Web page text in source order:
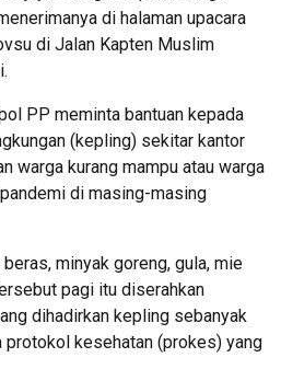
di halaman upacara
di Jalan Kapten Muslim
PP meminta bantuan kepada
(kepling) sekitar kantor
warga kurang mampu atau warga
di masing-masing
minyak goreng, gula, mie
pagi itu diserahkan
dihadirkan kepling sebanyak
protokol kesehatan (prokes) yang